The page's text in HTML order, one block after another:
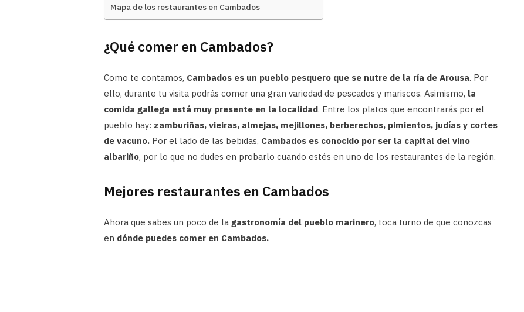
Mapa de los restaurantes en Cambados
¿Qué comer en Cambados?
Como te contamos, Cambados es un pueblo pesquero que se nutre de la ría de Arousa. Por
ello, durante tu visita podrás comer una gran variedad de pescados y mariscos. Asimismo, la
comida gallega está muy presente en la localidad. Entre los platos que encontrarás por el
pueblo hay: zamburiñas, vieiras, almejas, mejillones, berberechos, pimientos, judías y cortes
de vacuno. Por el lado de las bebidas, Cambados es conocido por ser la capital del vino
albariño, por lo que no dudes en probarlo cuando estés en uno de los restaurantes de la región.
Mejores restaurantes en Cambados
Ahora que sabes un poco de la gastronomía del pueblo marinero, toca turno de que conozcas
en dónde puedes comer en Cambados.